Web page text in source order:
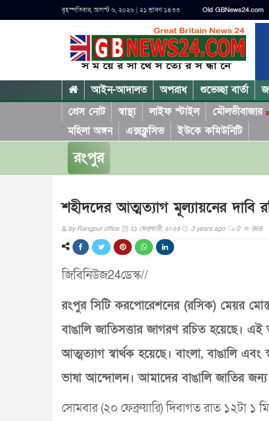
বৃহস্পতিবার, আগস্ট ৬, ২০২৬ | ২১ শ্রাবণ ১৪৩৩ Old GBNews24.com
আইন-আদালত অপরাধ শুভেচ্ছা বার্তা
প্রেস নোট
স্বাস্থ্য লাইফ স্টাইল মৌলভীবাজার
মহিলা অঙ্গন
এক্সক্লুসিভ ইউকে কমিউনিটি
রংপুর
শহীদদের আত্মত্যাগ মূল্যায়নের দাবি
byRangpur office ২১ ফেব্রুয়ারী, ২০২৩ 3 years ago 0 968
জিবিনিউজ24ডেস্ক//
রংপুর সিটি করপোরেশনের (রসিক) মেয়র
বাঙালি জাতিসত্তার জাগরণ রচিত হয়েছে।
আত্মত্যাগ স্বার্থক হয়েছে। বাংলা, বাঙালি এবং
ভাষা আন্দোলন। আমাদের বাঙালি জাতির
সোমবার (২০ ফেব্রুয়ারি) দিবাগত রাত ১২টা ১